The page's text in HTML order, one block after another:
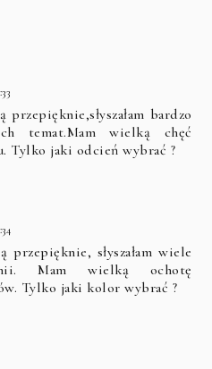
bardzo
temat.Mam wielką chęć
Tylko jaki odcień wybrać ?
przepięknie, słyszałam wiele
Mam wielką ochotę
Tylko jaki kolor wybrać ?